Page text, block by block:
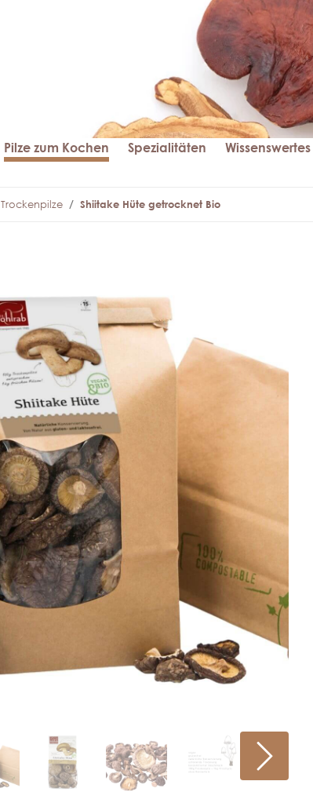
Pilze zum Kochen Spezialitäten Wissenswertes
Trockenpilze Shiitake Hüte getrocknet Bio